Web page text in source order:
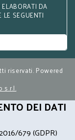
DA
SEGUENTI
riservati. Powered
s.r.l.
DEI DATI
679 (GDPR)